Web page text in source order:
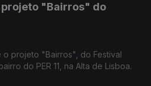
projeto "Bairros" do
o projeto "Bairros", do Festival
do PER 11, na Alta de Lisboa.